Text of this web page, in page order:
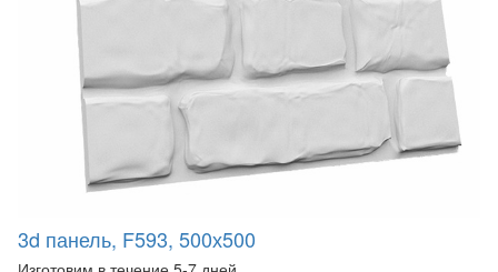
3d панель, F593, 500х500